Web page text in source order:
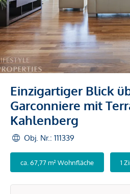
Einzigartiger Blick
Garconniere mit
Kahlenberg
Obj. Nr.: 111339
ca. 67,77 m² Wohnfläche 1